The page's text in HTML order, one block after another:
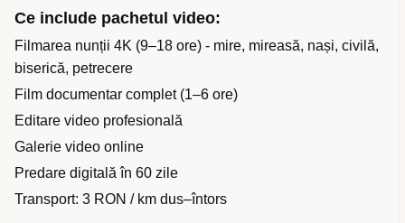
Ce include pachetul video:
Filmarea nunții 4K (9–18 ore) - mire, mireasă, nași, civilă,
biserică, petrecere
Film documentar complet (1–6 ore)
Editare video profesională
Galerie video online
Predare digitală în 60 zile
Transport: 3 RON / km dus–întors